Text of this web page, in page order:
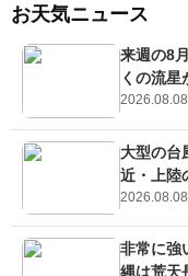
お天気ニュース
来週の8
くの流星
大型の
近・上陸
非常に強
縄は荒天